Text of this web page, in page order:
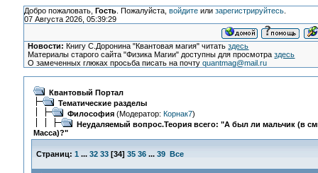
Добро пожаловать, Гость. Пожалуйста, войдитеили зарегистрируйтесь.
07 Августа 2026, 05:39:29
Новости: Книгу С.Доронина "Квантовая магия" читатьздесь
Материалы старого сайта "Физика Магии" доступны для просмотраздесь
О замеченных глюках просьба писать на почтуquantmag@mail.ru
Квантовый Портал
Тематические разделы
Философия(Модератор: Корнак7)
Неудаляемый вопрос.Теория всего: "А был ли мальчик (в
Масса)?"
Страниц: 1 ... 32 33[34] 35 36 ... 39 Все